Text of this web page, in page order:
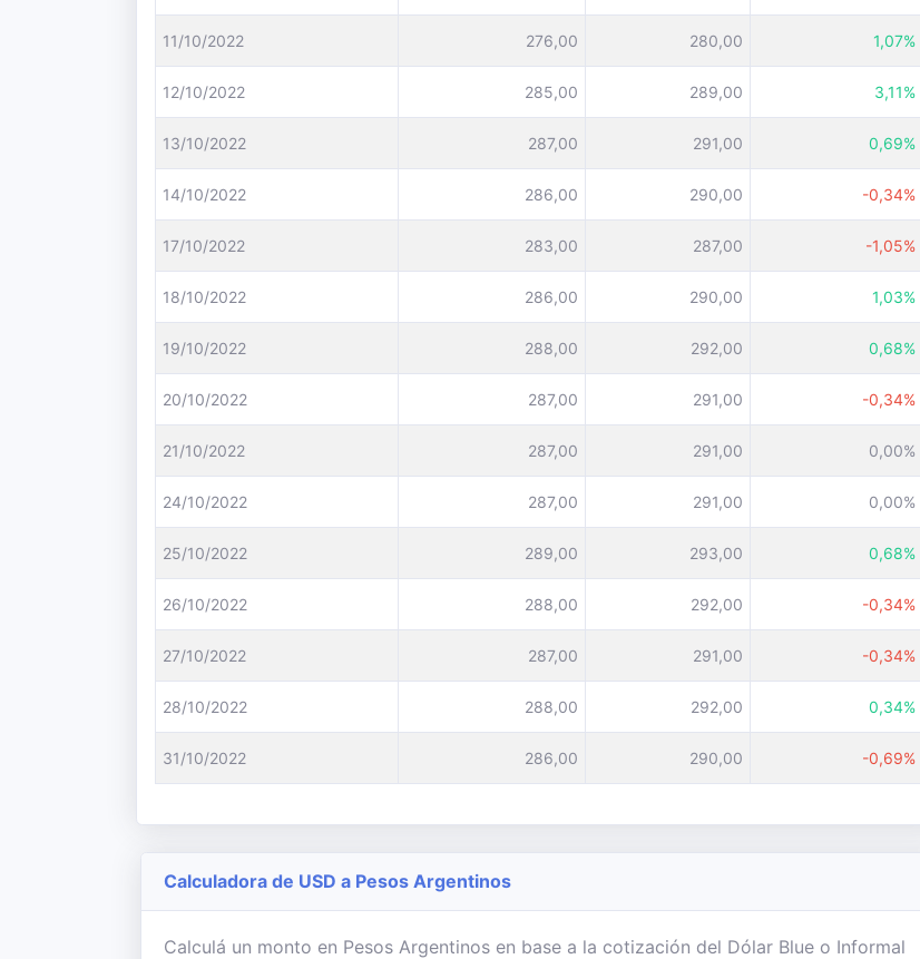
11/10/2022 276,00 280,00 1,07%
12/10/2022 285,00 289,00 3,11%
13/10/2022 287,00 291,00 0,69%
14/10/2022 286,00 290,00 -0,34%
17/10/2022 283,00 287,00 -1,05%
18/10/2022 286,00 290,00 1,03%
19/10/2022 288,00 292,00 0,68%
20/10/2022 287,00 291,00 -0,34%
21/10/2022 287,00 291,00 0,00%
24/10/2022 287,00 291,00 0,00%
25/10/2022 289,00 293,00 0,68%
26/10/2022 288,00 292,00 -0,34%
27/10/2022 287,00 291,00 -0,34%
28/10/2022 288,00 292,00 0,34%
31/10/2022 286,00 290,00 -0,69%
Calculadora de USD a Pesos Argentinos
Calculá un monto en Pesos Argentinos en base a la cotización del Dólar Blue o Informal